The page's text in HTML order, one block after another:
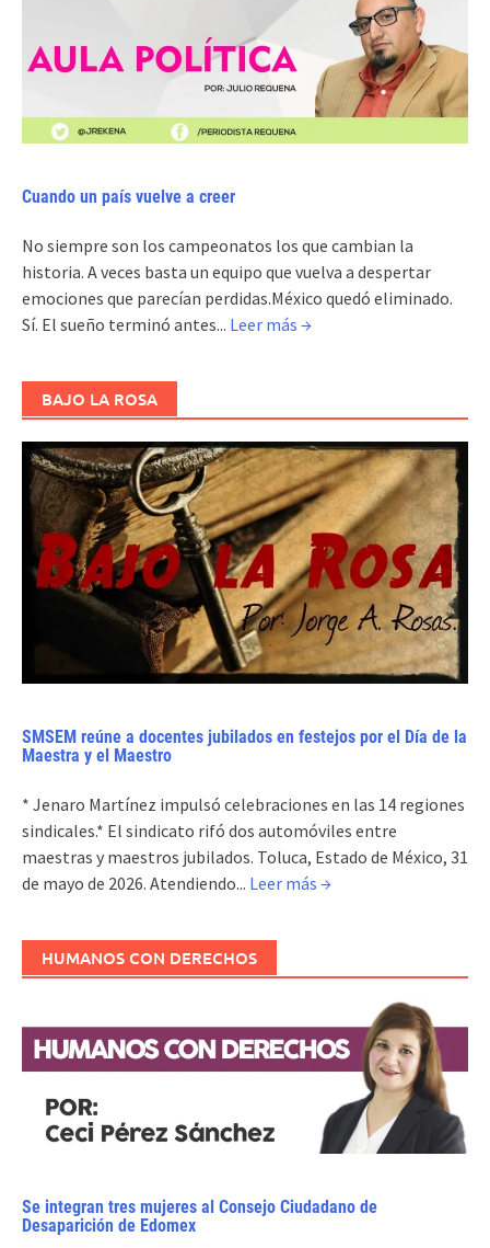
Cuando un país vuelve a creer
No siempre son los campeonatos los que cambian la
historia. A veces basta un equipo que vuelva a despertar
emociones que parecían perdidas.México quedó eliminado.
Sí. El sueño terminó antes... Leer más →
BAJO LA ROSA
SMSEM reúne a docentes jubilados en festejos por el Día de la
Maestra y el Maestro
* Jenaro Martínez impulsó celebraciones en las 14 regiones
sindicales.* El sindicato rifó dos automóviles entre
maestras y maestros jubilados. Toluca, Estado de México, 31
de mayo de 2026. Atendiendo... Leer más →
HUMANOS CON DERECHOS
Se integran tres mujeres al Consejo Ciudadano de
Desaparición de Edomex